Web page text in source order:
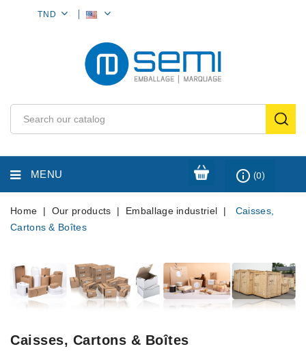
TND
MENU info_outline (0)
Home Our products Emballage industriel
Caisses,
Cartons & Boîtes
Caisses, Cartons & Boîtes